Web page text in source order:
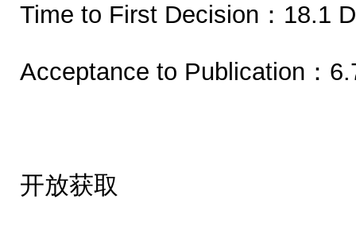
Time to First Decision：18.1
Acceptance to Publication：
开放获取